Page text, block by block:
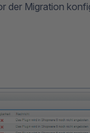
der Migration